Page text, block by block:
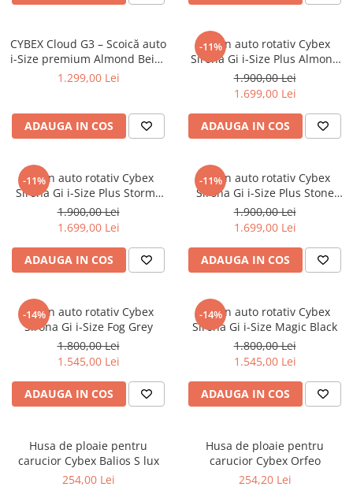
CYBEX Cloud G3 – Scoică auto
i-Size premium Almond Beige
Plus
1.299,00 Lei
ADAUGA IN COS
-11%
Scaun auto rotativ Cybex
Sirona Gi i-Size Plus Almond
Beige
1.900,00 Lei
1.699,00 Lei
ADAUGA IN COS
-11%
Scaun auto rotativ Cybex
Sirona Gi i-Size Plus Stormy
Blue
1.900,00 Lei
1.699,00 Lei
ADAUGA IN COS
-11%
Scaun auto rotativ Cybex
Sirona Gi i-Size Plus Stone
Grey
1.900,00 Lei
1.699,00 Lei
ADAUGA IN COS
-14%
Scaun auto rotativ Cybex
Sirona Gi i-Size Fog Grey
1.800,00 Lei
1.545,00 Lei
ADAUGA IN COS
-14%
Scaun auto rotativ Cybex
Sirona Gi i-Size Magic Black
1.800,00 Lei
1.545,00 Lei
ADAUGA IN COS
Husa de ploaie pentru
carucior Cybex Balios S lux
254,00 Lei
Husa de ploaie pentru
carucior Cybex Orfeo
254,20 Lei